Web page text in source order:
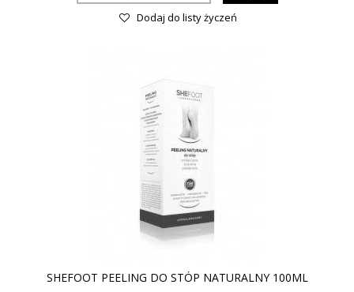
Dodaj do listy życzeń
SHEFOOT PEELING DO STÓP NATURALNY 100ML